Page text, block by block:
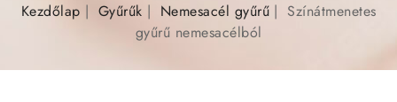
Kezdőlap Gyűrűk Nemesacél gyűrű
Színátmenetes
gyűrű nemesacélból